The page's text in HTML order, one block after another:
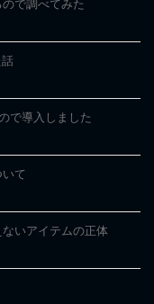
で調べてみた
で導入しました
て
いアイテムの正体